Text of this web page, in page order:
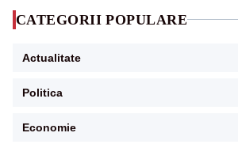
CATEGORII POPULARE
Actualitate
Politica
Economie